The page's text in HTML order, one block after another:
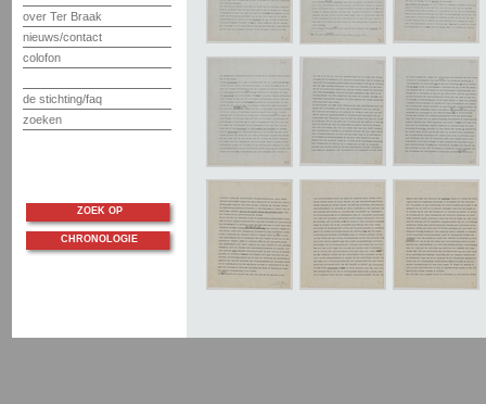
over Ter Braak
nieuws/contact
colofon
de stichting/faq
zoeken
ZOEK OP
CHRONOLOGIE